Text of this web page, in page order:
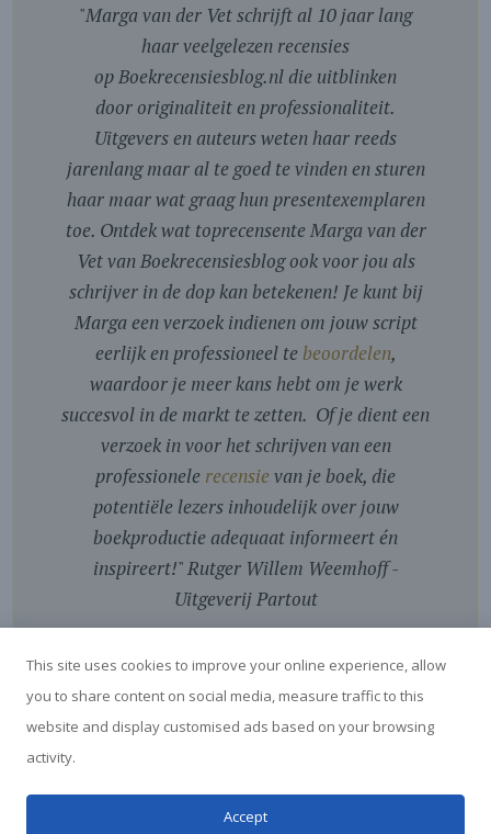
"Marga van der Vet schrijft al 10 jaar lang
haar veelgelezen recensies
op Boekrecensiesblog.nl die uitblinken
door originaliteit en professionaliteit.
Uitgevers en auteurs weten haar reeds
jarenlang maar al te goed te vinden en sturen
haar maar wat graag hun presentexemplaren
toe. Ontdek wat toprecensente Marga van der
Vet van Boekrecensiesblog ook voor jou als
schrijver in de dop kan betekenen! Je kunt bij
Marga een verzoek indienen om jouw script
eerlijk en professioneel te beoordelen,
waardoor je meer kans hebt om je werk
succesvol in de markt te zetten. Of je dient een
verzoek in voor het schrijven van een
professionele recensievan je boek, die
potentiële lezers inhoudelijk over jouw
boekproductie adequaat informeert én
inspireert!"Rutger Willem Weemhoff -
Uitgeverij Partout
© Boekrecensies Blog - door Marga van der Vet - 2026
This site uses cookies to improve your online experience, allow
you to share content on social media, measure traffic to this
website and display customised ads based on your browsing
activity.
Accept